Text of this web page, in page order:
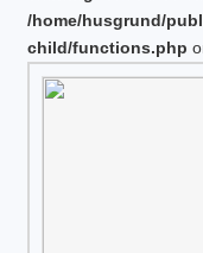
/home/husgrund/
child/functions.php